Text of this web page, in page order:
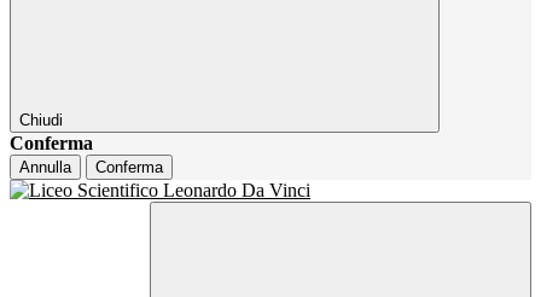
Chiudi
Conferma
Annulla Conferma